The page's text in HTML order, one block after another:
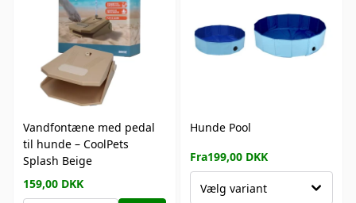
Vandfontæne med pedal
til hunde – CoolPets
Splash Beige
159,00 DKK
Hunde Pool
Fra199,00 DKK
Vælg variant